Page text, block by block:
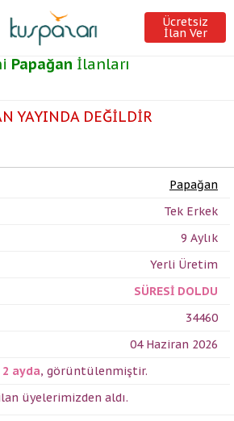
Ücretsiz
İlan Ver
Papağan İlanları
YAYINDA DEĞİLDİR
Papağan
Tek Erkek
9 Aylık
Yerli Üretim
SÜRESİ DOLDU
34460
04 Haziran 2026
2 ayda, görüntülenmiştir.
üyelerimizden aldı.